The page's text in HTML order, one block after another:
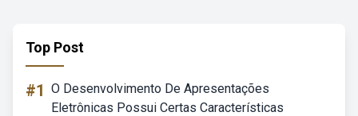
Top Post
#1 O Desenvolvimento De Apresentações
Eletrônicas Possui Certas Características